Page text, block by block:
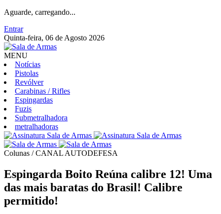
Aguarde, carregando...
Entrar
Quinta-feira, 06 de Agosto 2026
MENU
Notícias
Pistolas
Revólver
Carabinas / Rifles
Espingardas
Fuzis
Submetralhadora
metralhadoras
Colunas / CANAL AUTODEFESA
Espingarda Boito Reúna calibre 12! Uma
das mais baratas do Brasil! Calibre
permitido!